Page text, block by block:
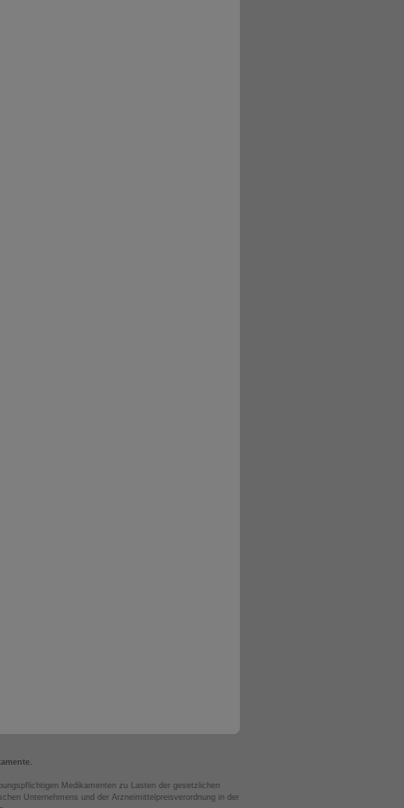
Medikamenten zu Lasten der gesetzlichen
Unternehmens und der Arzneimittelpreisverordnung in der